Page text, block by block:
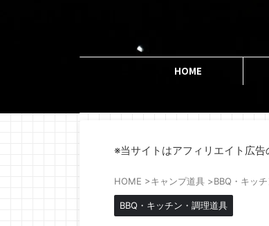
HOME
※当サイトはアフィリエイト広
HOME >キャンプ道具 >BBQ・キッ
BBQ・キッチン・調理道具